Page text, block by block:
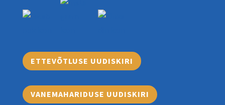
ETTEVÕTLUSE UUDISKIRI
VANEMAHARIDUSE UUDISKIRI